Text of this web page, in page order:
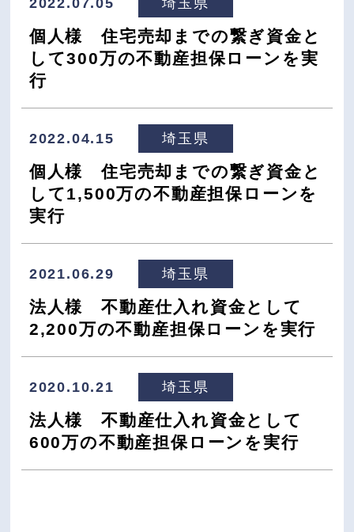
埼玉県
個人様 住宅売却までの繋ぎ資金と
して300万の不動産担保ローンを実
行
2022.04.15 埼玉県
個人様 住宅売却までの繋ぎ資金と
して1,500万の不動産担保ローンを
実行
2021.06.29 埼玉県
法人様 不動産仕入れ資金として
2,200万の不動産担保ローンを実行
2020.10.21 埼玉県
法人様 不動産仕入れ資金として
600万の不動産担保ローンを実行